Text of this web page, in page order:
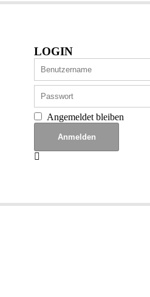
LOGIN
Angemeldet bleiben